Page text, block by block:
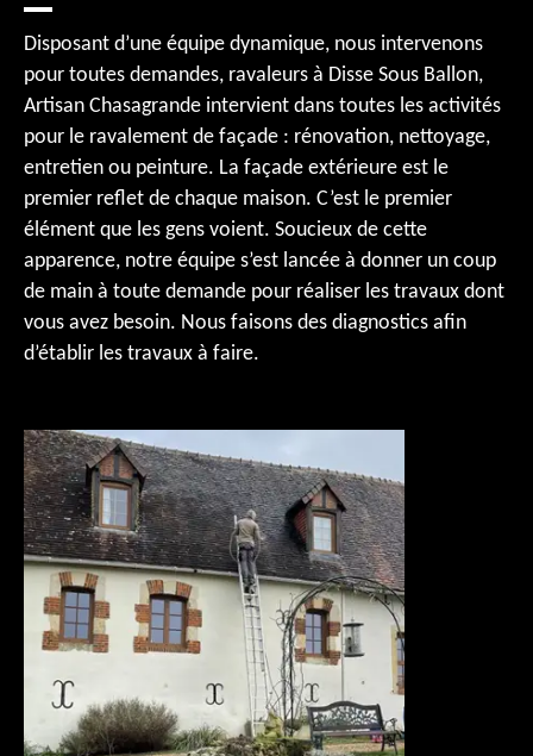
Disposant d’une équipe dynamique, nous intervenons
pour toutes demandes, ravaleurs à Disse Sous Ballon,
Artisan Chasagrande intervient dans toutes les activités
pour le ravalement de façade : rénovation, nettoyage,
entretien ou peinture. La façade extérieure est le
premier reflet de chaque maison. C’est le premier
élément que les gens voient. Soucieux de cette
apparence, notre équipe s’est lancée à donner un coup
de main à toute demande pour réaliser les travaux dont
vous avez besoin. Nous faisons des diagnostics afin
d’établir les travaux à faire.